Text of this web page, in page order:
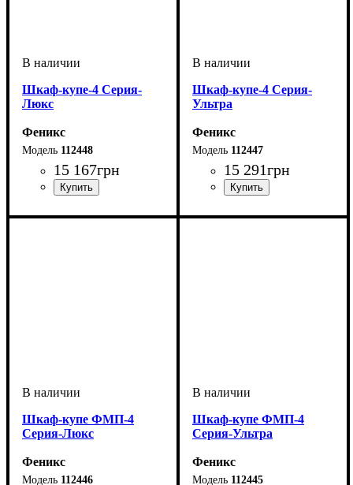
Шкаф-купе-4 Серия-
Люкс
Феникс
112448
15 167грн
Шкаф-купе-4 Серия-
Ультра
Феникс
112447
15 291грн
Шкаф-купе ФМП-4
Серия-Люкс
Феникс
112446
Шкаф-купе ФМП-4
Серия-Ультра
Феникс
112445